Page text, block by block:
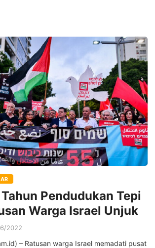
Pendudukan Tepi
Warga Israel Unjuk
2022
– Ratusan warga Israel memadati pusat